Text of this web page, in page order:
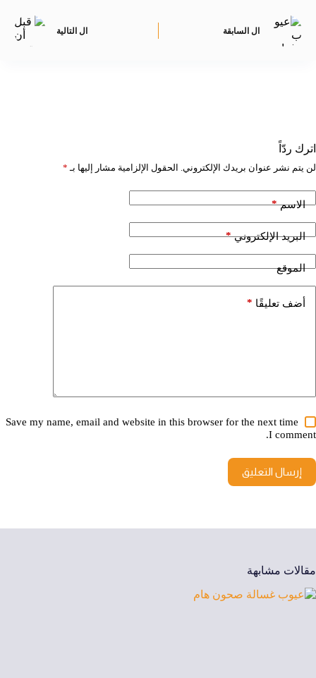
ال السابقة ال التالية
اترك ردّاً
لن يتم نشر عنوان بريدك الإلكتروني. الحقول الإلزامية مشار إليها بـ *
الاسم*
البريد الإلكتروني*
الموقع
أضف تعليقًا *
Save my name, email and website in this browser for the next time
I comment.
إرسال التعليق
مقالات مشابهة